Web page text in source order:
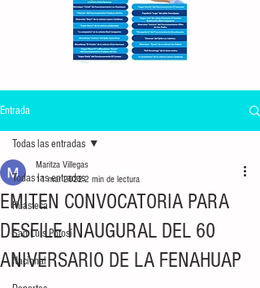
Entrada
Todas las entradas
Huasteca
San Luis Potosí
Nacional
Todas las entradas
EMITEN CONVOCATORIA PARA
DESFILE INAUGURAL DEL 60
ANIVERSARIO DE LA FENAHUAP
Maritza Villegas
11 mar 20222 min de lectura